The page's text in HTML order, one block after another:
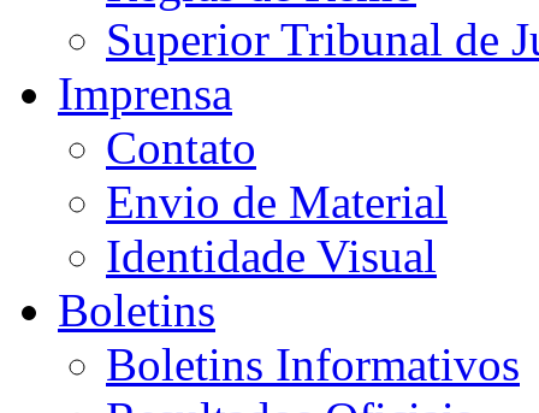
Superior Tribunal de
Imprensa
Contato
Envio de Material
Identidade Visual
Boletins
Boletins Informativos